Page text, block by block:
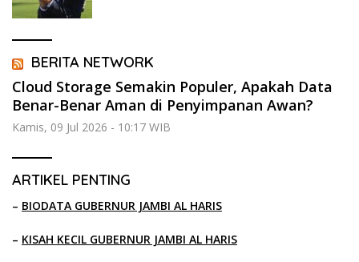
BERITA NETWORK
Cloud Storage Semakin Populer, Apakah Data
Benar-Benar Aman di Penyimpanan Awan?
Kamis, 09 Jul 2026 - 10:17 WIB
ARTIKEL PENTING
– BIODATA GUBERNUR JAMBI AL HARIS
– KISAH KECIL GUBERNUR JAMBI AL HARIS